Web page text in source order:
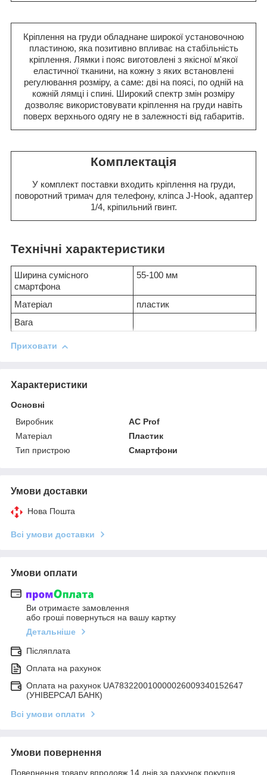
Кріплення на груди обладнане широкої установочною
пластиною, яка позитивно впливає на стабільність
кріплення. Лямки і пояс виготовлені з якісної м'якої
еластичної тканини, на кожну з яких встановлені
регулювання розміру, а саме: дві на поясі, по одній на
кожній лямці і спині. Широкий спектр змін розміру
дозволяє використовувати кріплення на груди навіть
поверх верхнього одягу не в залежності від габаритів.
Комплектація
У комплект поставки входить кріплення на груди,
поворотний тримач для телефону, кліпса J-Hook, адаптер
1/4, кріпильний гвинт.
Технічні характеристики
Ширина сумісного
смартфона
55-100 мм
Матеріал
пластик
Вага
Приховати
Характеристики
Основні
Виробник
AC Prof
Матеріал
Пластик
Тип пристрою
Смартфони
Умови доставки
Нова Пошта
Всі умови доставки
Умови оплати
Ви отримаєте замовлення
або гроші повернуться на вашу картку
Детальніше
Післяплата
Оплата на рахунок
Оплата на рахунок UA783220010000026009340152647
(УНІВЕРСАЛ БАНК)
Всі умови оплати
Умови повернення
Повернення товару впродовж 14 днів за рахунок покупця